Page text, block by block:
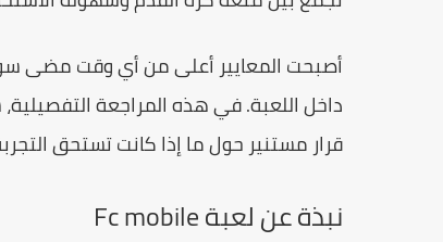
أصبحت المعايير أعلى من أي وقت مضى
داخل اللعبة. في هذه المراجعة
قرار مستنير حول ما إذا كانت تستحق
نبذة عن لعبة Fc mobile